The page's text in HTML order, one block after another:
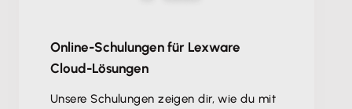
Online-Schulungen für Lexware
Cloud-Lösungen
Unsere Schulungen zeigen dir, wie du mit